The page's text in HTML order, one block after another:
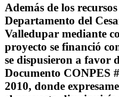
Además de los
Departamento del
Valledupar mediante
proyecto se financió
se dispusieron a favor
Documento CONPES
2010, donde